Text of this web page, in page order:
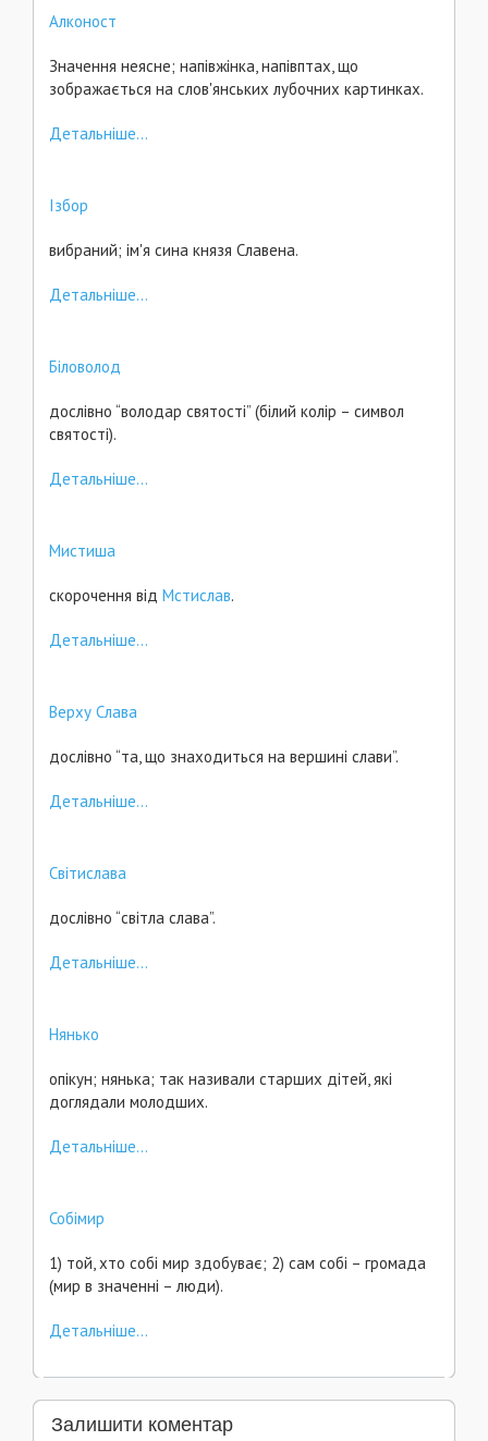
Алконост
Значення неясне; напівжінка, напівптах, що
зображається на слов'янських лубочних картинках.
Детальніше...
Ізбор
вибраний; ім'я сина князя Славена.
Детальніше...
Біловолод
дослівно “володар святості” (білий колір – символ
святості).
Детальніше...
Мистиша
скорочення від Мстислав.
Детальніше...
Верху Слава
дослівно “та, що знаходиться на вершині слави”.
Детальніше...
Світислава
дослівно “світла слава”.
Детальніше...
Нянько
опікун; нянька; так називали старших дітей, які
доглядали молодших.
Детальніше...
Собімир
1) той, хто собі мир здобуває; 2) сам собі – громада
(мир в значенні – люди).
Детальніше...
Залишити коментар